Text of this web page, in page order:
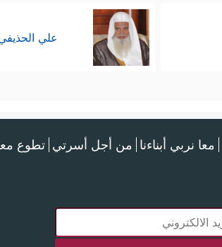
علي
معا نربي أبناءنا من أجل أسرتي تطوع